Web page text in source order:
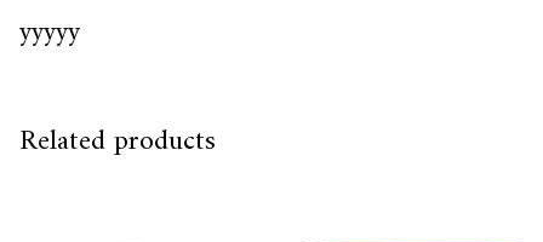
yyyyy
Related products